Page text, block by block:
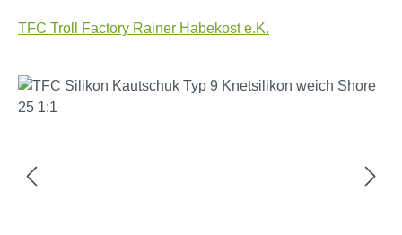
TFC Troll Factory Rainer Habekost e.K.
Bildergalerie überspringen